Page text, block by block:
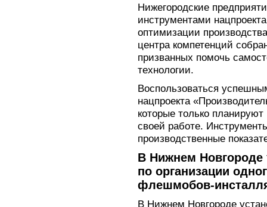
Нижегородские
инструментами
оптимизации
центра компетенций
призванных помочь
технологии.
Воспользоваться
нацпроекта
которые только
своей работе.
производственные
В Нижнем Новгороде
по организации
флешмобов-
В Нижнем Новгороде